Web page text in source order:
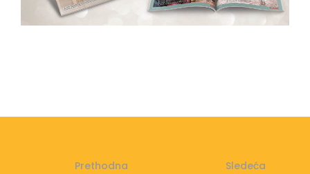
Prethodna Sledeća